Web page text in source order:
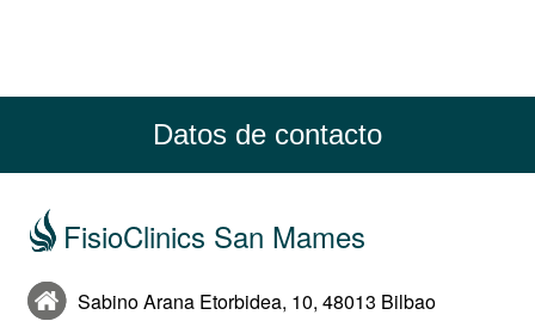
Datos de contacto
FisioClinics San Mames
Sabino Arana Etorbidea, 10, 48013 Bilbao